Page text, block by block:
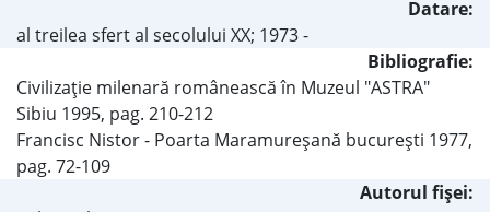
Datare:
al treilea sfert al secolului XX; 1973 -
Bibliografie:
Civilizaţie milenară românească în Muzeul "ASTRA"
Sibiu 1995, pag. 210-212
Francisc Nistor - Poarta Maramureşană bucureşti 1977,
pag. 72-109
Autorul fişei: